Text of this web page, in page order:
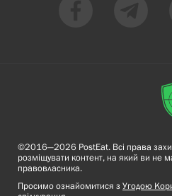
©2016—2026 PostEat. Всі права
розміщувати контент, на який ви не
правовласника.
Просимо ознайомитися з Угодою